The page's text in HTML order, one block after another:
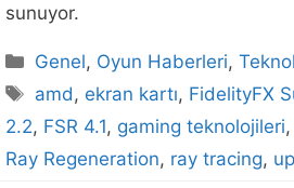
sunuyor.
Kategoriler
Genel, Oyun Haberleri,
Etiketler
amd , ekran kartı, FidelityFX
2.2, FSR 4.1, gaming teknolojileri,
Ray Regeneration, ray tracing,